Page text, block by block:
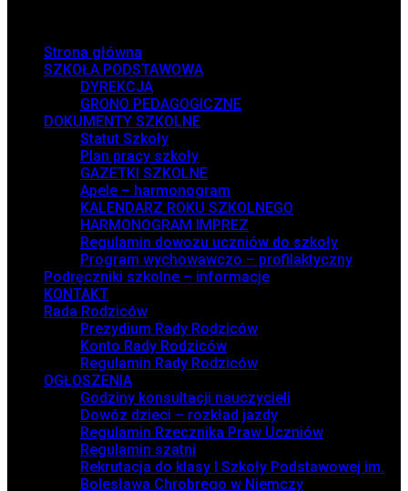
Strona główna
SZKOŁA PODSTAWOWA
DYREKCJA
GRONO PEDAGOGICZNE
DOKUMENTY SZKOLNE
Statut Szkoły
Plan pracy szkoły
GAZETKI SZKOLNE
Apele – harmonogram
KALENDARZ ROKU SZKOLNEGO
HARMONOGRAM IMPREZ
Regulamin dowozu uczniów do szkoły
Program wychowawczo – profilaktyczny
Podręczniki szkolne – informacje
KONTAKT
Rada Rodziców
Prezydium Rady Rodziców
Konto Rady Rodziców
Regulamin Rady Rodziców
OGŁOSZENIA
Godziny konsultacji nauczycieli
Dowóz dzieci – rozkład jazdy
Regulamin Rzecznika Praw Uczniów
Regulamin szatni
Rekrutacja do klasy I Szkoły Podstawowej im.
Bolesława Chrobrego w Niemczy